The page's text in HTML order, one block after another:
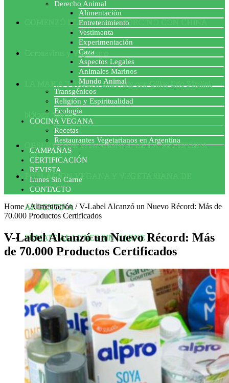
COMENZÓ EL ACUERDO PORCINO CON CHINA
Coronavirus y Veganismo
LA MAFIA TÓXICA: Entrevista con Gilles-Eric Séralini,
biólogo francés
OBSERVATORIO NACIONAL DE LA VEGEFOBIA
POBLACION VEGANA Y VEGETARIANA DE
ARGENTINA
SUMATE AL LUNES SIN CARNE
Derecho Animal
Alimentación
Entretenimiento
Vestimenta
Experimentación
Caza
Aspectos Legales
Animales Marinos
Mundo Animal
Transgénicos
Religión y Espiritualidad
Ecología
COCINA VEGANA
Recetas
Restaurantes Vegetarianos en Argentina
CAMPAÑAS
CERTIFICACIÓN
REVISTA
Lunes Sin Carne
CONTACTO
Home/Alimentación /V-Label Alcanzó un Nuevo Récord: Más de
70.000 Productos Certificados
V-Label Alcanzó un Nuevo Récord: Más
de 70.000 Productos Certificados